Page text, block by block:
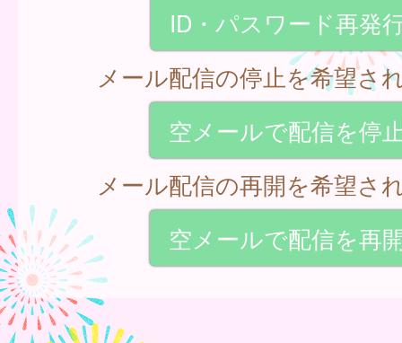
ID・パスワード再発
メール配信の停止を希望さ
空メールで配信を停
メール配信の再開を希望さ
空メールで配信を再